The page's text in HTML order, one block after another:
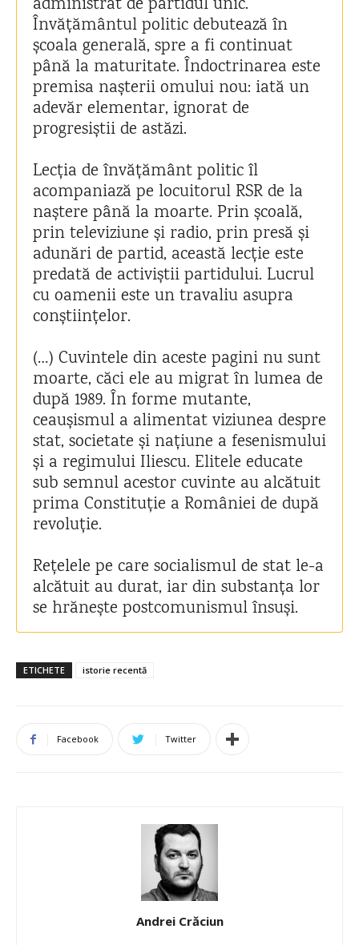
administrat de partidul unic.
Învățământul politic debutează în
școala generală, spre a fi continuat
până la maturitate. Îndoctrinarea este
premisa nașterii omului nou: iată un
adevăr elementar, ignorat de
progresiștii de astăzi.
Lecția de învățământ politic îl
acompaniază pe locuitorul RSR de la
naștere până la moarte. Prin școală,
prin televiziune și radio, prin presă și
adunări de partid, această lecție este
predată de activiștii partidului. Lucrul
cu oamenii este un travaliu asupra
conștiințelor.
(…) Cuvintele din aceste pagini nu sunt
moarte, căci ele au migrat în lumea de
după 1989. În forme mutante,
ceaușismul a alimentat viziunea despre
stat, societate și națiune a fesenismului
și a regimului Iliescu. Elitele educate
sub semnul acestor cuvinte au alcătuit
prima Constituție a României de după
revoluție.
Rețelele pe care socialismul de stat le-a
alcătuit au durat, iar din substanța lor
se hrănește postcomunismul însuși.
ETICHETE istorie recentă
Facebook Twitter
Andrei Crăciun